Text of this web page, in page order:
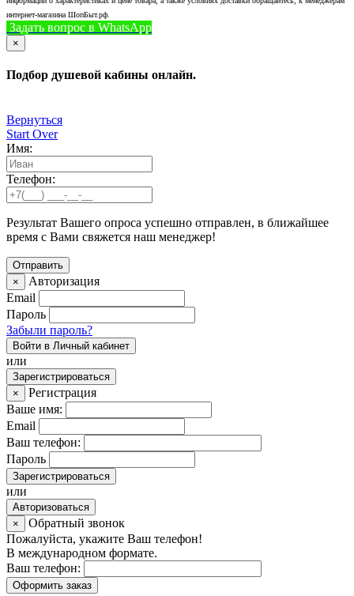
интернет-магазина ШопБыт.рф.
Задать вопрос в WhatsApp
×
Подбор душевой кабины онлайн.
Вернуться
Start Over
Имя:
Телефон:
Результат Вашего опроса успешно отправлен, в ближайшее
время с Вами свяжется наш менеджер!
×
Авторизация
Email
Пароль
Забыли пароль?
Войти в Личный кабинет
или
Зарегистрироваться
×
Регистрация
Ваше имя:
Email
Ваш телефон:
Пароль
Зарегистрироваться
или
Авторизоваться
×
Обратный звонок
Пожалуйста, укажите Ваш телефон!
В международном формате.
Ваш телефон:
Оформить заказ